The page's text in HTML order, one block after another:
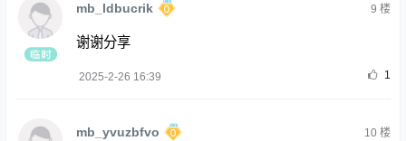
mb_ldbucrik 9 楼
谢谢分享
2025-2-26 16:39 1
mb_yvuzbfvo 10楼